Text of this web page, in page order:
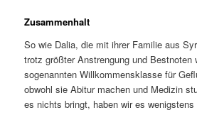
Zusammenhalt
So wie Dalia, die mit ihrer Familie aus
trotz größter Anstrengung und Bestnoten
sogenannten Willkommensklasse für
obwohl sie Abitur machen und Medizin
es nichts bringt, haben wir es